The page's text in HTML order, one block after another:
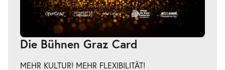
13.02.2027
Sa. 13.02.2027
19:30–21:30 Uhr
Tickets
Die Bühnen Graz Card
MEHR KULTUR! MEHR FLEXIBILITÄT!